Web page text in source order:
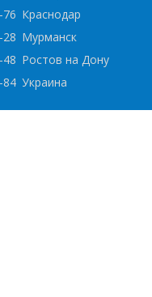
76 Краснодар
28 Мурманск
48 Ростов на Дону
84 Украина